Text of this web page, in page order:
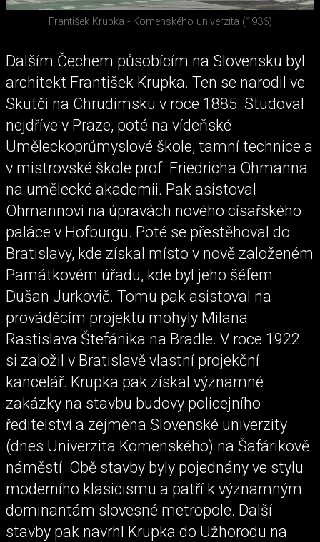
František Krupka - Komenského univerzita (1936)
Dalším Čechem působícím na Slovensku byl
architekt František Krupka. Ten se narodil ve
Skutči na Chrudimsku v roce 1885. Studoval
nejdříve v Praze, poté na vídeňské
Uměleckoprůmyslové škole, tamní technice a
v mistrovské škole prof. Friedricha Ohmanna
na umělecké akademii. Pak asistoval
Ohmannovi na úpravách nového císařského
paláce v Hofburgu. Poté se přestěhoval do
Bratislavy, kde získal místo v nově založeném
Památkovém úřadu, kde byl jeho šéfem
Dušan Jurkovič. Tomu pak asistoval na
prováděcím projektu mohyly Milana
Rastislava Štefánika na Bradle. V roce 1922
si založil v Bratislavě vlastní projekční
kancelář. Krupka pak získal významné
zakázky na stavbu budovy policejního
ředitelství a zejména Slovenské univerzity
(dnes Univerzita Komenského) na Šafárikově
náměstí. Obě stavby byly pojednány ve stylu
moderního klasicismu a patří k významným
dominantám slovesné metropole. Další
stavby pak navrhl Krupka do Užhorodu na